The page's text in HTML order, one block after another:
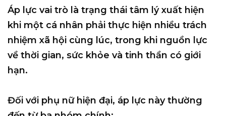
Áp lực vai trò là trạng thái tâm lý xuất hiện
khi một cá nhân phải thực hiện nhiều trách
nhiệm xã hội cùng lúc, trong khi nguồn lực
về thời gian, sức khỏe và tinh thần có giới
hạn.
Đối với phụ nữ hiện đại, áp lực này thường